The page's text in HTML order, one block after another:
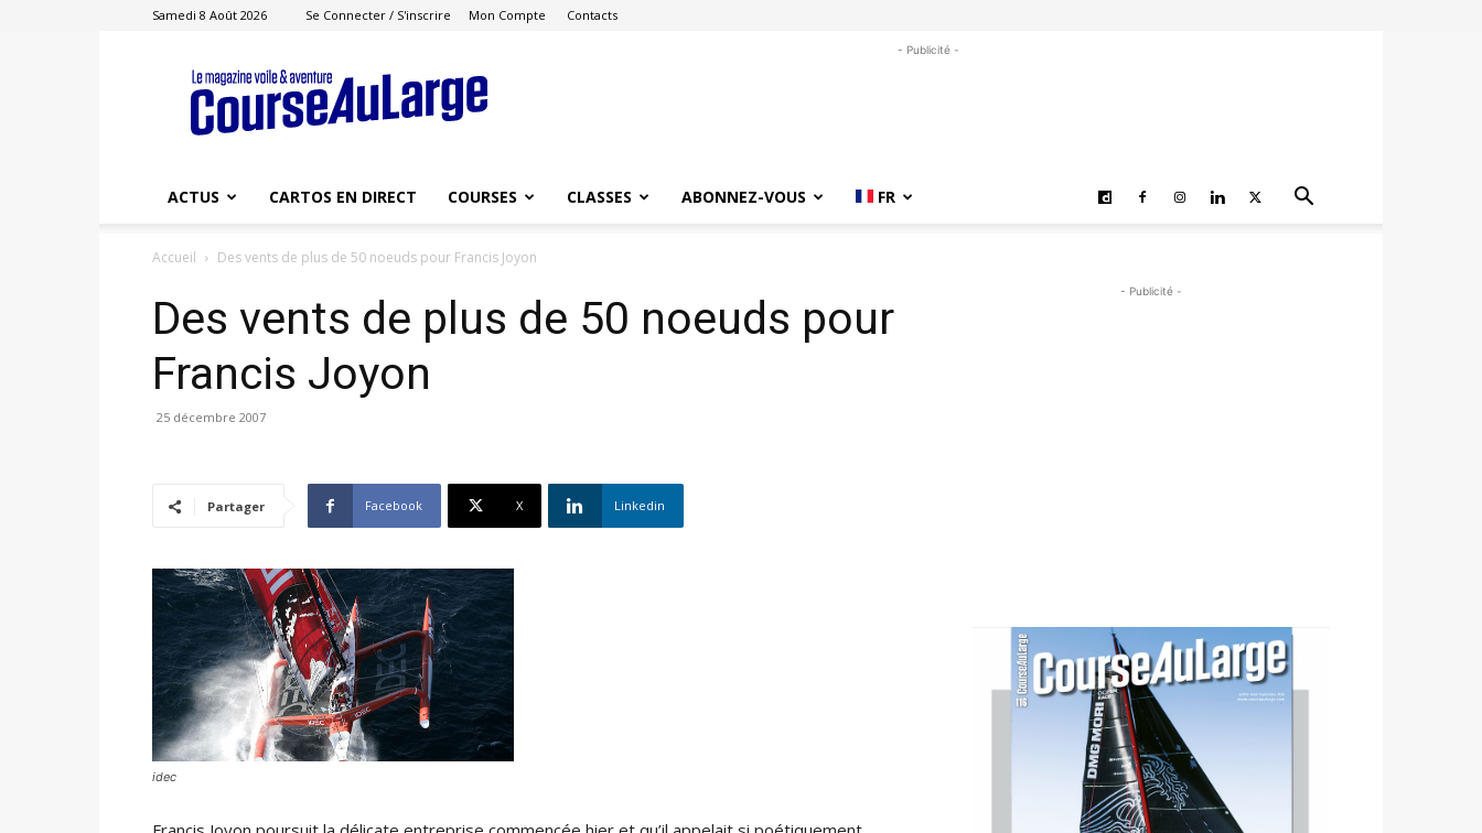
Samedi 8 Août 2026 Se Connecter / S'inscrire Mon Compte Contacts
Course
au
Large
- Publicité -
ACTUS CARTOS EN DIRECT COURSES CLASSES ABONNEZ-VOUS FR
Accueil Des vents de plus de 50 noeuds pour Francis Joyon
Des vents de plus de 50 noeuds pour
Francis Joyon
25 décembre 2007
Partager Facebook X Linkedin
idec
- Publicité -